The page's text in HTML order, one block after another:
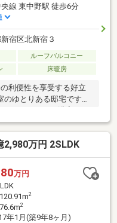
央線 東中野駅 徒歩6分
宿区北新宿３
ルーフバルコニー
床暖房
利便性を享受する好立
ゆとりある邸宅です。
ロック仕様、アルファ
々とした北新宿公園、小
の少ない前面道路で安
2,980万円 2SLDK
万円
2
2
年1月(築9年8ヶ月)